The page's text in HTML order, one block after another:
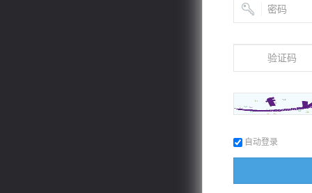
自动登录